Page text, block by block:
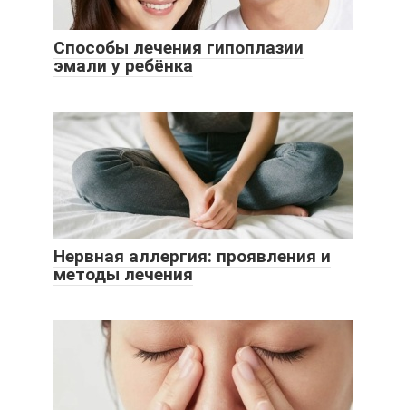
Способы лечения гипоплазии
эмали у ребёнка
Нервная аллергия: проявления и
методы лечения